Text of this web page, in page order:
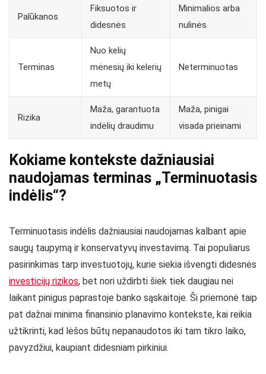
Palūkanos
Fiksuotos ir
didesnės
Minimalios arba
nulinės
Terminas
Nuo kelių
mėnesių iki kelerių
metų
Neterminuotas
Rizika
Maža, garantuota
indėlių draudimu
Maža, pinigai
visada prieinami
Kokiame kontekste dažniausiai
naudojamas terminas „Terminuotasis
indėlis“?
Terminuotasis indėlis dažniausiai naudojamas kalbant apie
saugų taupymą ir konservatyvų investavimą. Tai populiarus
pasirinkimas tarp investuotojų, kurie siekia išvengti didesnės
investicijų rizikos, bet nori uždirbti šiek tiek daugiau nei
laikant pinigus paprastoje banko sąskaitoje. Ši priemonė taip
pat dažnai minima finansinio planavimo kontekste, kai reikia
užtikrinti, kad lėšos būtų nepanaudotos iki tam tikro laiko,
pavyzdžiui, kaupiant didesniam pirkiniui.